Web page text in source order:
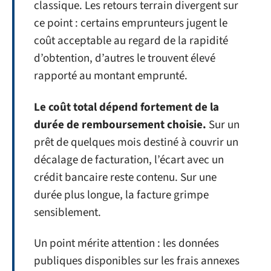
classique. Les retours terrain divergent sur
ce point : certains emprunteurs jugent le
coût acceptable au regard de la rapidité
d’obtention, d’autres le trouvent élevé
rapporté au montant emprunté.
Le coût total dépend fortement de la
durée de remboursement choisie. Sur un
prêt de quelques mois destiné à couvrir un
décalage de facturation, l’écart avec un
crédit bancaire reste contenu. Sur une
durée plus longue, la facture grimpe
sensiblement.
Un point mérite attention : les données
publiques disponibles sur les frais annexes